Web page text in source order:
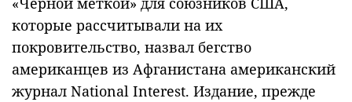
которые рассчитывали на их
покровительство, назвал бегство
американцев из Афганистана американский
журнал National Interest. Издание, прежде